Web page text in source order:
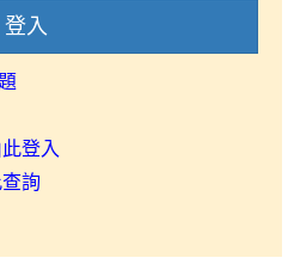
登入
登入
詢